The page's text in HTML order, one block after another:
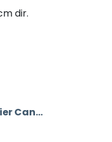
dir.
A+ Louis Vuitton Damier Canvas Bandouliere Speedy 30’Luk Vejital Deri